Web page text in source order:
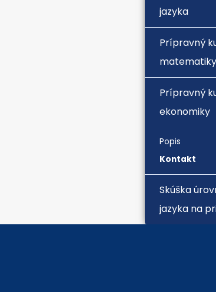
jazyka
Prípravný
matematiky
Prípravný
ekonomiky
Popis
Kontakt
Skúška
jazyka na